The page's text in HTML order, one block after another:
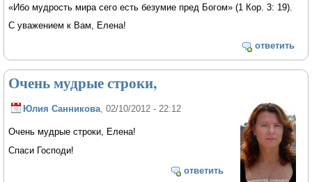
«Ибо мудрость мира сего есть безумие пред Богом» (1 Кор. 3: 19).
С уважением к Вам, Елена!
ответить
Очень мудрые строки,
Юлия Санникова, 02/10/2012 - 22:12
Очень мудрые строки, Елена!
Спаси Господи!
ответить